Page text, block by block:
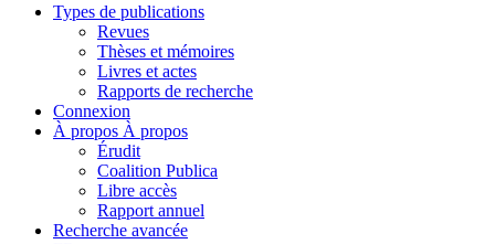
Types de publications
Revues
Thèses et mémoires
Livres et actes
Rapports de recherche
Connexion
À propos À propos
Érudit
Coalition Publica
Libre accès
Rapport annuel
Recherche avancée